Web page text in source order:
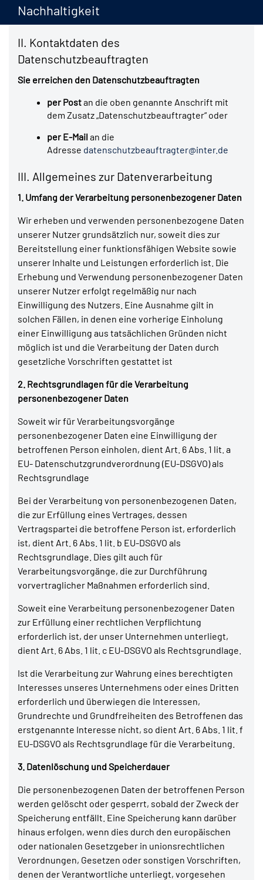
Nachhaltigkeit
E-Mail:info@inter.de
Webseite:https://www.inter.de
II. Kontaktdaten des
Datenschutzbeauftragten
Sie erreichen den Datenschutzbeauftragten
per Postan die oben genannte Anschrift mit
dem Zusatz „Datenschutzbeauftragter“ oder
per E-Mail an die
Adresse datenschutzbeauftragter@inter.de
III. Allgemeines zur Datenverarbeitung
1. Umfang der Verarbeitung personenbezogener Daten
Wir erheben und verwenden personenbezogene Daten
unserer Nutzer grundsätzlich nur, soweit dies zur
Bereitstellung einer funktionsfähigen Website sowie
unserer Inhalte und Leistungen erforderlich ist. Die
Erhebung und Verwendung personenbezogener Daten
unserer Nutzer erfolgt regelmäßig nur nach
Einwilligung des Nutzers. Eine Ausnahme gilt in
solchen Fällen, in denen eine vorherige Einholung
einer Einwilligung aus tatsächlichen Gründen nicht
möglich ist und die Verarbeitung der Daten durch
gesetzliche Vorschriften gestattet ist
2. Rechtsgrundlagen für die Verarbeitung
personenbezogener Daten
Soweit wir für Verarbeitungsvorgänge
personenbezogener Daten eine Einwilligung der
betroffenen Person einholen, dient Art. 6 Abs. 1 lit. a
EU- Datenschutzgrundverordnung (EU-DSGVO) als
Rechtsgrundlage
Bei der Verarbeitung von personenbezogenen Daten,
die zur Erfüllung eines Vertrages, dessen
Vertragspartei die betroffene Person ist, erforderlich
ist, dient Art. 6 Abs. 1 lit. b EU-DSGVO als
Rechtsgrundlage. Dies gilt auch für
Verarbeitungsvorgänge, die zur Durchführung
vorvertraglicher Maßnahmen erforderlich sind.
Soweit eine Verarbeitung personenbezogener Daten
zur Erfüllung einer rechtlichen Verpflichtung
erforderlich ist, der unser Unternehmen unterliegt,
dient Art. 6 Abs. 1 lit. c EU-DSGVO als Rechtsgrundlage.
Ist die Verarbeitung zur Wahrung eines berechtigten
Interesses unseres Unternehmens oder eines Dritten
erforderlich und überwiegen die Interessen,
Grundrechte und Grundfreiheiten des Betroffenen das
erstgenannte Interesse nicht, so dient Art. 6 Abs. 1 lit. f
EU-DSGVO als Rechtsgrundlage für die Verarbeitung.
3. Datenlöschung und Speicherdauer
Die personenbezogenen Daten der betroffenen Person
werden gelöscht oder gesperrt, sobald der Zweck der
Speicherung entfällt. Eine Speicherung kann darüber
hinaus erfolgen, wenn dies durch den europäischen
oder nationalen Gesetzgeber in unionsrechtlichen
Verordnungen, Gesetzen oder sonstigen Vorschriften,
denen der Verantwortliche unterliegt, vorgesehen